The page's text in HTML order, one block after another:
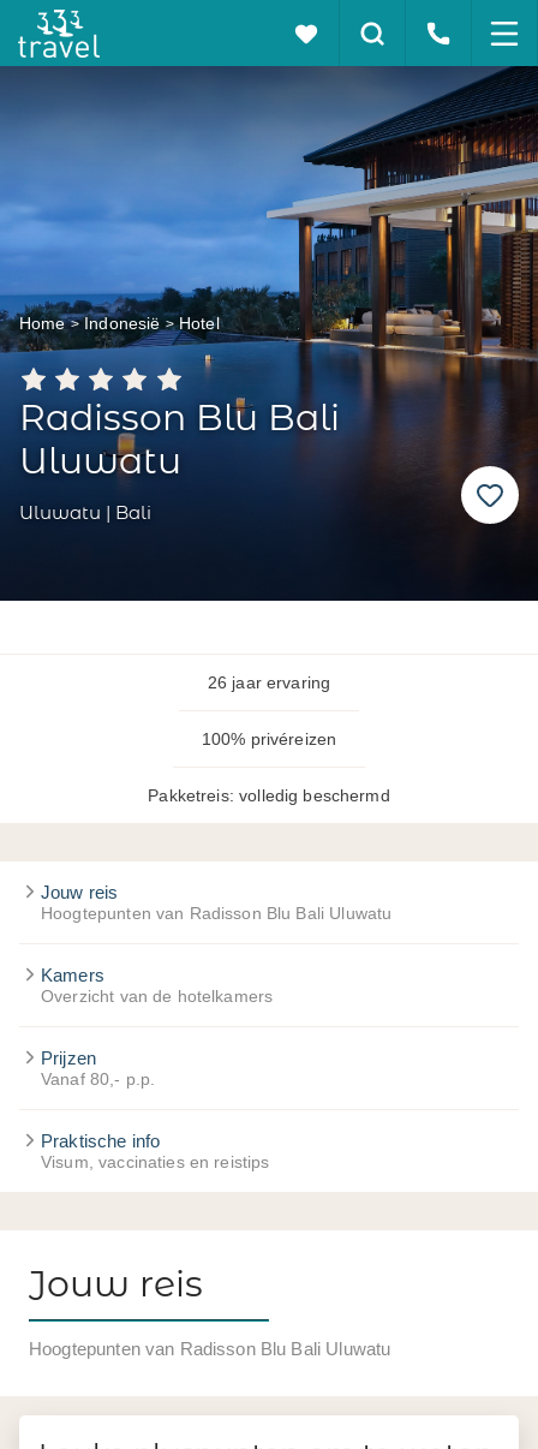
Home Indonesië Hotel
Radisson Blu Bali
Uluwatu
Uluwatu | Bali
26 jaar ervaring
100% privéreizen
Pakketreis: volledig beschermd
Jouw reis
Hoogtepunten van Radisson Blu Bali Uluwatu
Kamers
Overzicht van de hotelkamers
Prijzen
Vanaf 80,- p.p.
Praktische info
Visum, vaccinaties en reistips
Jouw reis
Hoogtepunten van Radisson Blu Bali Uluwatu